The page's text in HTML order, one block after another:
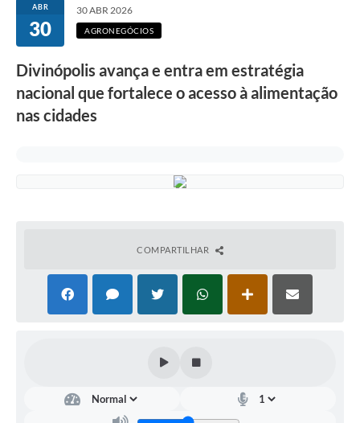
ABR
30
30 ABR 2026
AGRONEGÓCIOS
Divinópolis avança e entra em estratégia
nacional que fortalece o acesso à alimentação
nas cidades
COMPARTILHAR